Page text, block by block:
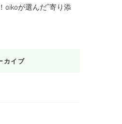
aikoが選んだ”寄り添
カイブ